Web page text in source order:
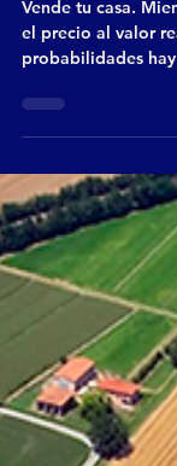
casa
Vende tu casa.
probabilidades hay